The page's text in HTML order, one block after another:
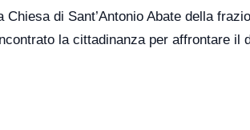
di Sant’Antonio Abate della
la cittadinanza per affrontare